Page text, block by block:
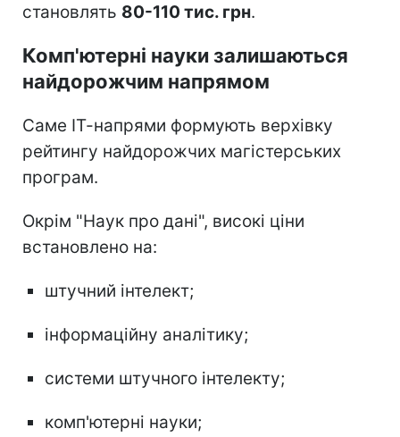
становлять 80-110 тис. грн.
Комп'ютерні науки залишаються
найдорожчим напрямом
Саме ІТ-напрями формують верхівку
рейтингу найдорожчих магістерських
програм.
Окрім "Наук про дані", високі ціни
встановлено на:
штучний інтелект;
інформаційну аналітику;
системи штучного інтелекту;
комп'ютерні науки;